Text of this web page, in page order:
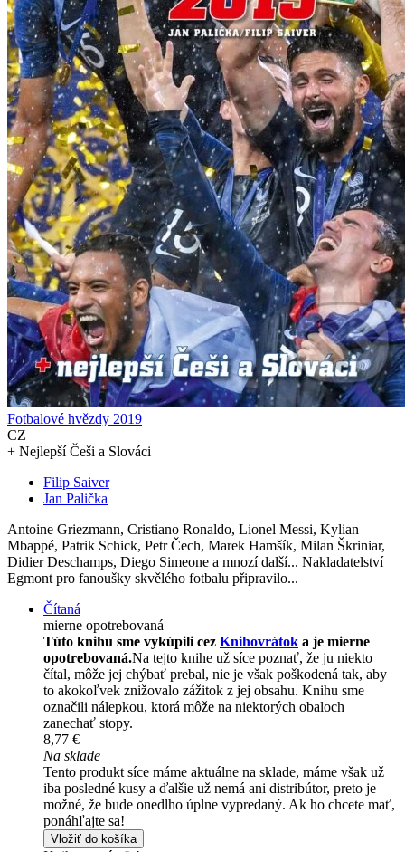
Fotbalové hvězdy 2019
CZ
+ Nejlepší Češi a Slováci
Filip Saiver
Jan Palička
Antoine Griezmann, Cristiano Ronaldo, Lionel Messi, Kylian
Mbappé, Patrik Schick, Petr Čech, Marek Hamšík, Milan Škriniar,
Didier Deschamps, Diego Simeone a mnozí další... Nakladatelství
Egmont pro fanoušky skvělého fotbalu připravilo...
Čítaná
mierne opotrebovaná
Túto knihu sme vykúpili cez Knihovrátok a je mierne
opotrebovaná.Na tejto knihe už síce poznať, že ju niekto
čítal, môže jej chýbať prebal, nie je však poškodená tak, aby
to akokoľvek znižovalo zážitok z jej obsahu. Knihu sme
označili nálepkou, ktorá môže na niektorých obaloch
zanechať stopy.
8,77 €
Na sklade
Tento produkt síce máme aktuálne na sklade, máme však už
iba posledné kusy a ďalšie už nemá ani distribútor, preto je
možné, že bude onedlho úplne vypredaný. Ak ho chcete mať,
ponáhľajte sa!
Vložiť do košíka